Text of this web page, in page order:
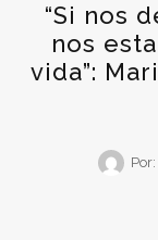
“Si nos
nos
vida”:
Por: